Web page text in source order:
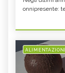
onnipresente: